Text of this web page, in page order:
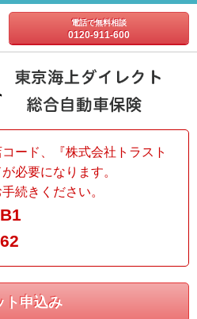
電話で無料相談
0120-911-600
ード、『株式会社トラスト
必要になります。
続きください。
ト申込み